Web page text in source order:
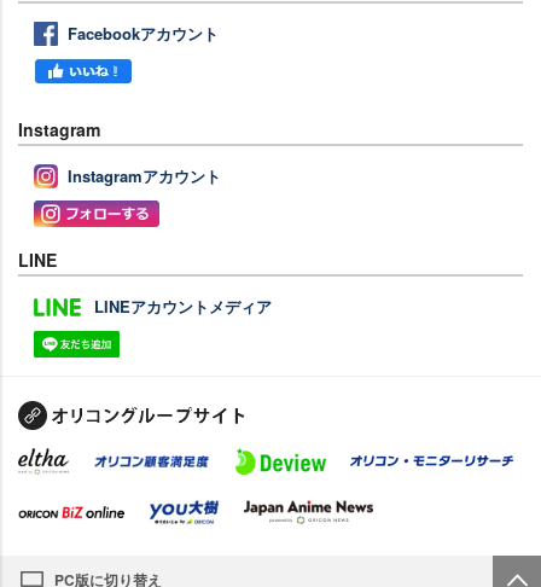
Facebookアカウント
Instagram
Instagramアカウント
LINE
LINEアカウントメディア
PC版に切り替え